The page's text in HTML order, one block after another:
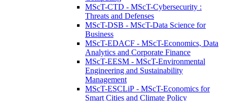
MScT-CTD - MScT-Cybersecurity :
Threats and Defenses
MScT-DSB - MScT-Data Science for
Business
MScT-EDACF - MScT-Economics, Data
Analytics and Corporate Finance
MScT-EESM - MScT-Environmental
Engineering and Sustainability
Management
MScT-ESCLiP - MScT-Economics for
Smart Cities and Climate Policy